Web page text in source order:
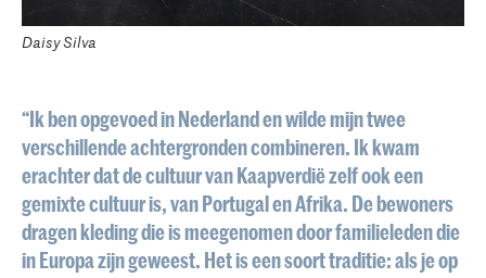
Daisy Silva
“Ik ben opgevoed in Nederland en wilde mijn twee
verschillende achtergronden combineren. Ik kwam
erachter dat de cultuur van Kaapverdië zelf ook een
gemixte cultuur is, van Portugal en Afrika. De bewoners
dragen kleding die is meegenomen door familieleden die
in Europa zijn geweest. Het is een soort traditie: als je op